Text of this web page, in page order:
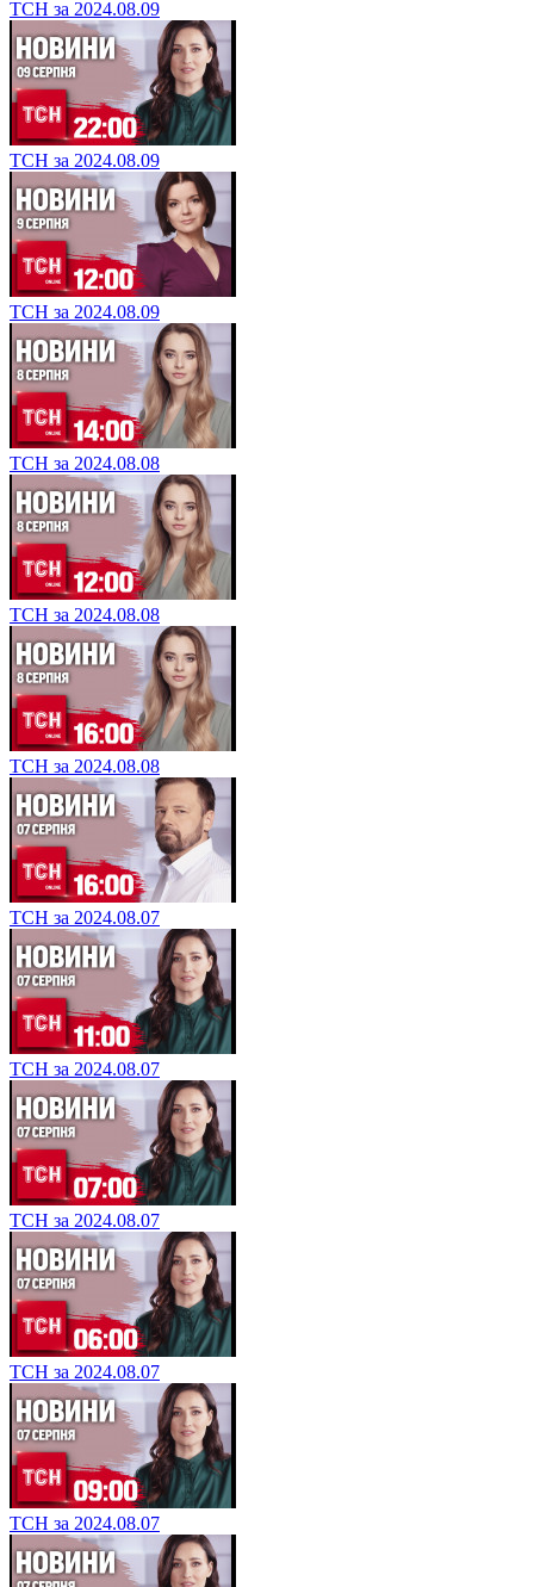
ТСН за 2024.08.09
ТСН за 2024.08.09
ТСН за 2024.08.09
ТСН за 2024.08.08
ТСН за 2024.08.08
ТСН за 2024.08.08
ТСН за 2024.08.07
ТСН за 2024.08.07
ТСН за 2024.08.07
ТСН за 2024.08.07
ТСН за 2024.08.07